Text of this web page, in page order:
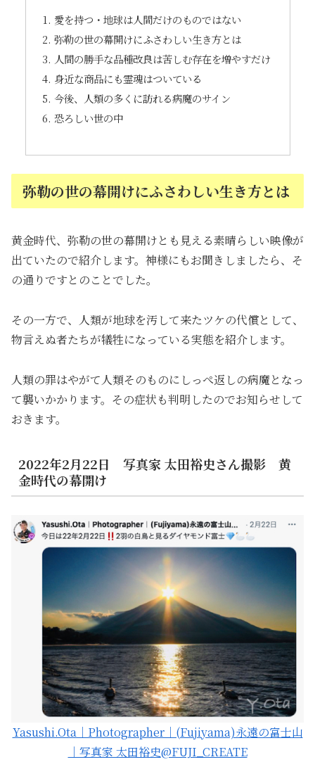
愛を持つ・地球は人間だけのものではない
弥勒の世の幕開けにふさわしい生き方とは
人間の勝手な品種改良は苦しむ存在を増やすだけ
身近な商品にも霊魂はついている
今後、人類の多くに訪れる病魔のサイン
恐ろしい世の中
弥勒の世の幕開けにふさわしい生き方とは
黄金時代、弥勒の世の幕開けとも見える素晴らしい映像が
出ていたので紹介します。神様にもお聞きしましたら、そ
の通りですとのことでした。
その一方で、人類が地球を汚して来たツケの代償として、
物言えぬ者たちが犠牲になっている実態を紹介します。
人類の罪はやがて人類そのものにしっぺ返しの病魔となっ
て襲いかかります。その症状も判明したのでお知らせして
おきます。
2022年2月22日 写真家太田裕史さん撮影 黄
金時代の幕開け
Yasushi.Ota｜Photographer｜(Fujiyama)永遠の富士山
｜写真家 太田裕史@FUJI_CREATE